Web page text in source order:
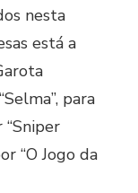
nesta
está a
para
“Sniper
“O Jogo da